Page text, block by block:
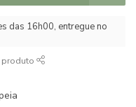
das 16h00, entregue no
produto